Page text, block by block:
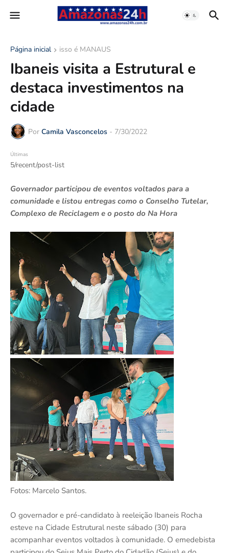
Página inicial isso é MANAUS
Ibaneis visita a Estrutural e
destaca investimentos na
cidade
Por Camila Vasconcelos - 7/30/2022
Últimas
5/recent/post-list
Governador participou de eventos voltados para a
comunidade e listou entregas como o Conselho Tutelar,
Complexo de Reciclagem e o posto do Na Hora
Fotos: Marcelo Santos.
O governador e pré-candidato à reeleição Ibaneis Rocha
esteve na Cidade Estrutural neste sábado (30) para
acompanhar eventos voltados à comunidade. O emedebista